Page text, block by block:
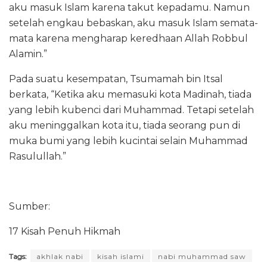
aku masuk Islam karena takut kepadamu. Namun
setelah engkau bebaskan, aku masuk Islam semata-
mata karena mengharap keredhaan Allah Robbul
Alamin.”
Pada suatu kesempatan, Tsumamah bin Itsal
berkata, “Ketika aku memasuki kota Madinah, tiada
yang lebih kubenci dari Muhammad. Tetapi setelah
aku meninggalkan kota itu, tiada seorang pun di
muka bumi yang lebih kucintai selain Muhammad
Rasulullah.”
Sumber:
17 Kisah Penuh Hikmah
Tags: akhlak nabi kisah islami
nabi muhammad saw